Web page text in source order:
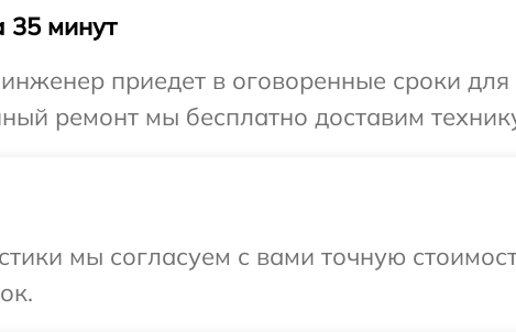
35 минут
приедет в оговоренные сроки
ремонт мы бесплатно доставим
мы согласуем с вами точную